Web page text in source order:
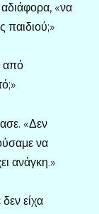
«να
παιδιού;»
από
«Δεν
να
ανάγκη.»
είχα